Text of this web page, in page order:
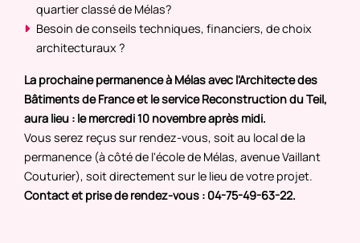
quartier classé de Mélas?
Besoin de conseils techniques, financiers, de choix
architecturaux ?
La prochaine permanence à Mélas avec l'Architecte des
Bâtiments de France et le service Reconstruction du Teil,
aura lieu : le mercredi 10 novembre après midi.
Vous serez reçus sur rendez-vous, soit au local de la
permanence (à côté de l'école de Mélas, avenue Vaillant
Couturier), soit directement sur le lieu de votre projet.
Contact et prise de rendez-vous : 04-75-49-63-22.